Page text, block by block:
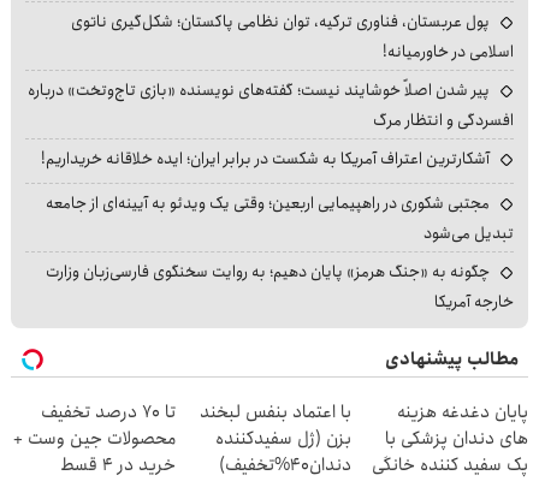
پول عربستان، فناوری ترکیه، توان نظامی پاکستان؛ شکل‌گیری ناتوی
اسلامی در خاورمیانه!
پیر شدن اصلاً خوشایند نیست؛ گفته‌های نویسنده «بازی تاج‌وتخت» درباره
افسردگی و انتظار مرگ
آشکارترین اعتراف آمریکا به شکست در برابر ایران؛ ایده خلاقانه خریداریم!
مجتبی شکوری در راهپیمایی اربعین؛ وقتی یک ویدئو به آیینه‌ای از جامعه
تبدیل می‌شود
چگونه به «جنگ هرمز» پایان دهیم؛ به روایت سخنگوی فارسی‌زبان وزارت
خارجه آمریکا
مطالب پیشنهادی
پایان دغدغه هزینه
های دندان پزشکی با
پک سفید کننده خانگی
با اعتماد بنفس لبخند
بزن (ژل سفیدکننده
دندان40%تخفیف)
تا 70 درصد تخفیف
محصولات جین وست +
خرید در 4 قسط